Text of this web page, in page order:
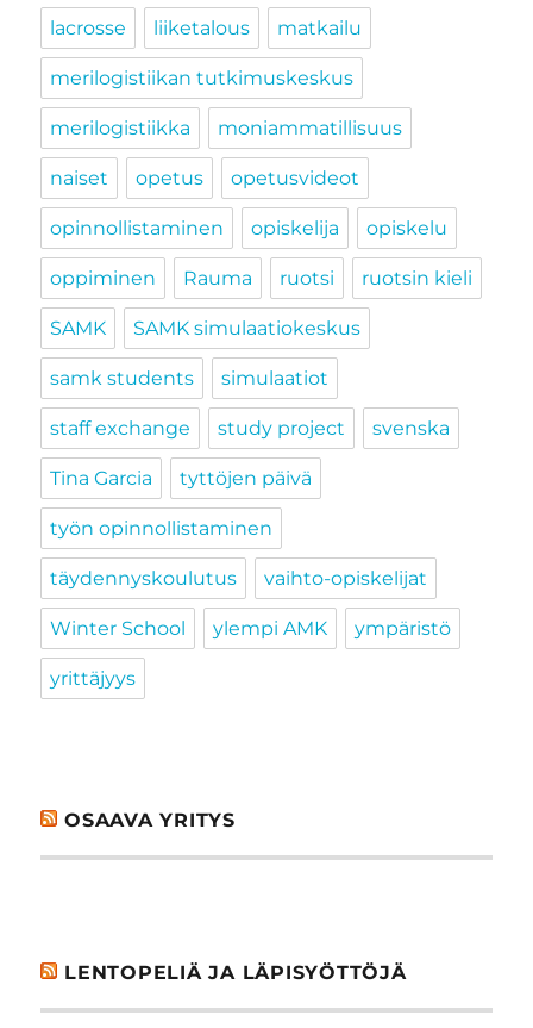
lacrosse liiketalous matkailu
merilogistiikan tutkimuskeskus
merilogistiikka moniammatillisuus
naiset opetus opetusvideot
opinnollistaminen opiskelija opiskelu
oppiminen Rauma ruotsi ruotsin kieli
SAMK SAMK simulaatiokeskus
samk students simulaatiot
staff exchange study project svenska
Tina Garcia tyttöjen päivä
työn opinnollistaminen
täydennyskoulutus vaihto-opiskelijat
Winter School ylempi AMK ympäristö
yrittäjyys
OSAAVA YRITYS
LENTOPELIÄ JA LÄPISYÖTTÖJÄ